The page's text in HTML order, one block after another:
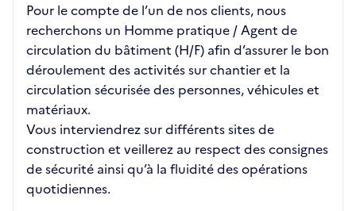
Pour le compte de l’un de nos clients, nous
recherchons un Homme pratique / Agent de
circulation du bâtiment (H/F) afin d’assurer le bon
déroulement des activités sur chantier et la
circulation sécurisée des personnes, véhicules et
matériaux.
Vous interviendrez sur différents sites de
construction et veillerez au respect des consignes
de sécurité ainsi qu’à la fluidité des opérations
quotidiennes.